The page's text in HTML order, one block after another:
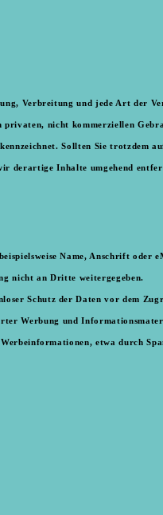
Verbreitung und jede Art der
privaten, nicht kommerziellen
Sollten Sie trotzdem
derartige Inhalte umgehend
Name, Anschrift oder
nicht an Dritte weitergegeben.
Schutz der Daten vor dem
Werbung und
etwa durch